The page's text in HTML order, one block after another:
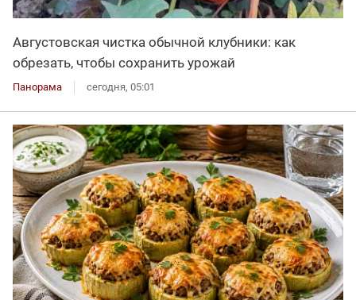
Августовская чистка обычной клубники: как
обрезать, чтобы сохранить урожай
Панорама сегодня, 05:01